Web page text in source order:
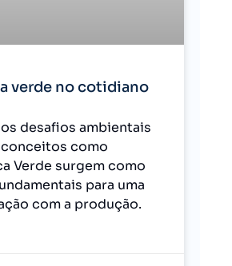
verde no cotidiano
desafios ambientais
como
Verde surgem como
para uma
com a produção.